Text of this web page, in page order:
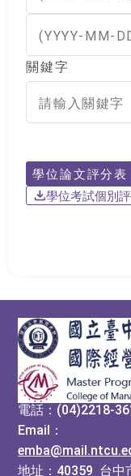
(YYYY-MM-
關鍵字
學位論文評分表
學位考試個別
電話：(04)2218-
Email：
地址：40359 台中